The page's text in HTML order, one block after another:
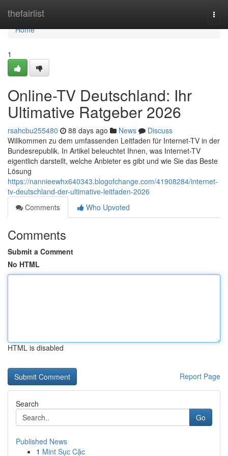
thefairlist
Home
Home
1
Online-TV Deutschland: Ihr
Ultimative Ratgeber 2026
rsahcbu255480 88 days ago News
Discuss
Willkommen zu dem umfassenden Leitfaden für Internet-TV in der
Bundesrepublik. In Artikel beleuchtet Ihnen, was Internet-TV
eigentlich darstellt, welche Anbieter es gibt und wie Sie das Beste
Lösung
https://nannieewhx640343.blogofchange.com/41908284/internet-
tv-deutschland-der-ultimative-leitfaden-2026
Comments
Who Upvoted
Comments
Submit a Comment
No HTML
HTML is disabled
Report Page
Search
Go
Published News
1 Mint Sục Cặc